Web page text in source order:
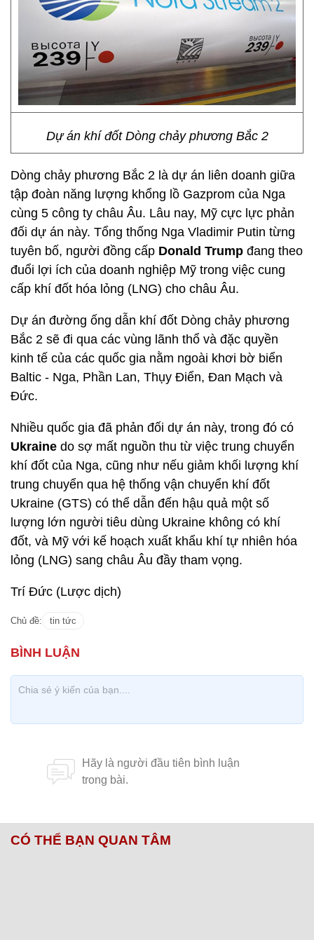
Dự án khí đốt Dòng chảy phương Bắc 2
Dòng chảy phương Bắc 2 là dự án liên doanh giữa
tập đoàn năng lượng khổng lồ Gazprom của Nga
cùng 5 công ty châu Âu. Lâu nay, Mỹ cực lực phản
đối dự án này. Tổng thống Nga Vladimir Putin từng
tuyên bố, người đồng cấp Donald Trump đang theo
đuổi lợi ích của doanh nghiệp Mỹ trong việc cung
cấp khí đốt hóa lỏng (LNG) cho châu Âu.
Dự án đường ống dẫn khí đốt Dòng chảy phương
Bắc 2 sẽ đi qua các vùng lãnh thổ và đặc quyền
kinh tế của các quốc gia nằm ngoài khơi bờ biển
Baltic - Nga, Phần Lan, Thụy Điển, Đan Mạch và
Đức.
Nhiều quốc gia đã phản đối dự án này, trong đó có
Ukraine do sợ mất nguồn thu từ việc trung chuyển
khí đốt của Nga, cũng như nếu giảm khối lượng khí
trung chuyển qua hệ thống vận chuyển khí đốt
Ukraine (GTS) có thể dẫn đến hậu quả một số
lượng lớn người tiêu dùng Ukraine không có khí
đốt, và Mỹ với kế hoạch xuất khẩu khí tự nhiên hóa
lỏng (LNG) sang châu Âu đầy tham vọng.
Trí Đức (Lược dịch)
Chủ đề: tin tức
CÓ THỂ BẠN QUAN TÂM